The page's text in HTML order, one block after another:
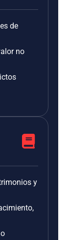
de
no
y